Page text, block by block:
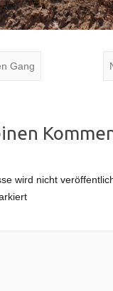
Gang
wird nicht